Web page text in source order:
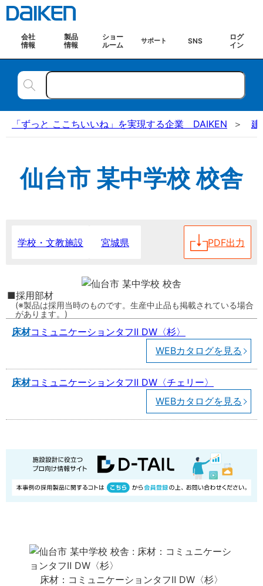
会社
情報
製品
情報
ショー
ルーム
サポート SNS
ログ
イン
「ずっと ここちいいね」を実現する企業 DAIKEN 建
仙台市 某中学校 校舎
学校・文教施設 宮城県 PDF出力
採用部材
製品は採用当時のものです。生産中止品も掲載されている場合
があります。
床材コミュニケーションタフⅡ DW〈杉〉
WEBカタログを見る
床材コミュニケーションタフⅡ DW〈チェリー〉
WEBカタログを見る
床材：コミュニケーションタフⅡ DW〈杉〉